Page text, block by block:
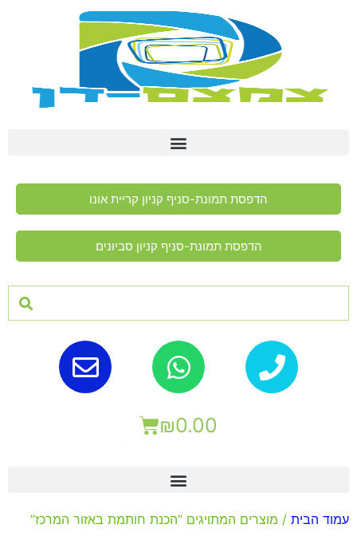
הדפסת תמונת-סניף קניון קריית אונו
הדפסת תמונת-סניף קניון סביונים
₪0.00
עמוד הבית / מוצרים המתויגים “הכנת חותמת באזור המרכז”